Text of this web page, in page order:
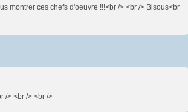
montrer ces chefs d'oeuvre !!!<br /> <br /> Bisous<br
/> <br /> <br />